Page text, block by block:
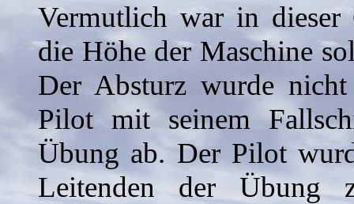
Vermutlich war in dieser
die Höhe der Maschine
Der Absturz wurde
Pilot mit seinem
Übung ab. Der Pilot
Leitenden der